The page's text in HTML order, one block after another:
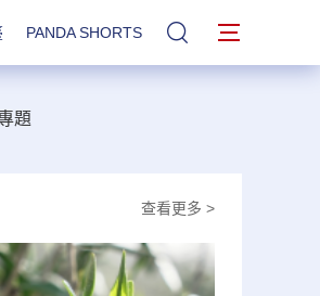
PANDA SHORTS 站內搜索
題
查看更多 >